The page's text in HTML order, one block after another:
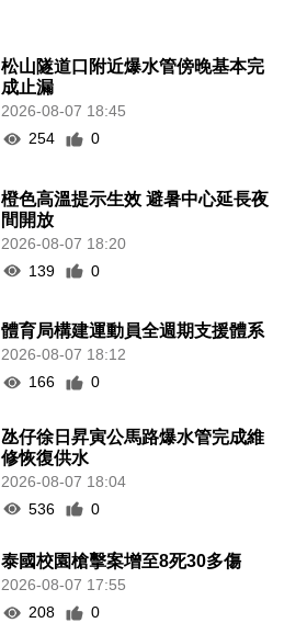
松山隧道口附近爆水管傍晚基本完
成止漏
2026-08-07 18:45
254
0
橙色高溫提示生效 避暑中心延長夜
間開放
2026-08-07 18:20
139
0
體育局構建運動員全週期支援體系
2026-08-07 18:12
166
0
氹仔徐日昇寅公馬路爆水管完成維
修恢復供水
2026-08-07 18:04
536
0
泰國校園槍擊案增至8死30多傷
2026-08-07 17:55
208
0